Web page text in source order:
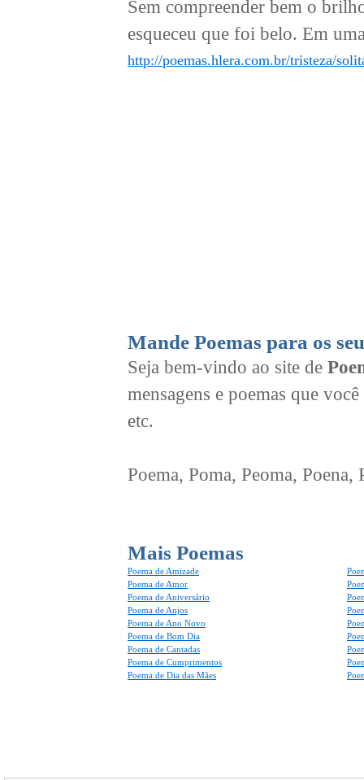
Sem compreender bem o
esqueceu que foi belo. Em
http://poemas.hlera.com.br/tristeza/
Mande Poemas para os
Seja bem-vindo ao site de
mensagens e poemas que
etc.
Poema, Poma, Peoma,
Mais Poemas
Poema de Amizade
Poema de Amor
Poema de Aniversário
Poema de Anjos
Poema de Ano Novo
Poema de Bom Dia
Poema de Cantadas
Poema de Cumprimentos
Poema de Dia das Mães